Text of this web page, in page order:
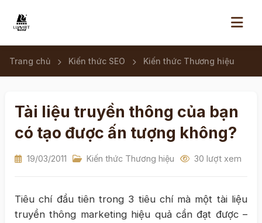
Trang chủ Kiến thức SEO Kiến thức Thương hiệu
Tài liệu truyền thông của bạn
có tạo được ấn tượng không?
19/03/2011 Kiến thức Thương hiệu 30 lượt xem
Tiêu chí đầu tiên trong 3 tiêu chí mà một tài liệu
truyền thông marketing hiệu quả cần đạt được –